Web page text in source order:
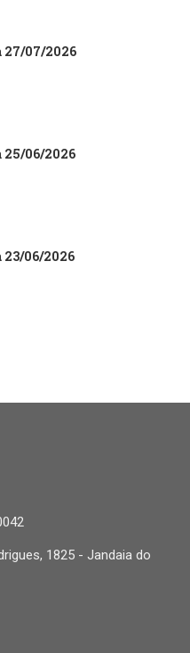
27/07/2026
25/06/2026
23/06/2026
1825 - Jandaia do